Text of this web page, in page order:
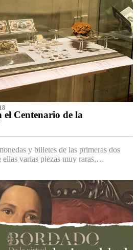
el Centenario de la
y billetes de las primeras dos
varias piezas muy raras,…